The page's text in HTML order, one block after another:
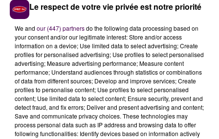
Si celui qui est aussi Youtubeur affirme qu’il ne se
laissera pas impressionné par cette action, il
s’attendait cependant à devenir un jour la cible
d’extrémistes anti élevage :"Déjà, sur ma chaîne
YouTube je reçois parfois des messages de ce type.
Ça ne me fait pas peur, mais c’est plus difficile pour
ma famille. Des gens sont quand même entrés chez
nous en pleine nuit" s’indigne Etienne Fourmont qui
envisage de déposer plainte cette semaine.
Etienne Fourmont
Le respect de votre vie privée est notre priorité
We and our (447) partnersdo the following data processing based on
your consent and/or our legitimate interest: Store and/or access
information on a device; Use limited data to select advertising; Create
profiles for personalised advertising; Use profiles to select personalised
advertising; Measure advertising performance; Measure content
performance; Understand audiences through statistics or combinations
of data from different sources; Develop and improve services; Create
profiles to personalise content; Use profiles to select personalised
content; Use limited data to select content; Ensure security, prevent and
detect fraud, and fix errors; Deliver and present advertising and content;
Save and communicate privacy choices. These technologies may
process personal data such as IP address and browsing data to offer
following functionalities: Identify devices based on information actively